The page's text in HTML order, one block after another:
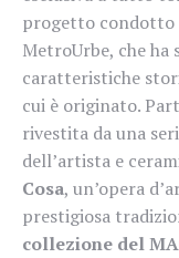
progetto condotto
MetroUrbe, che
caratteristiche
cui è originato.
rivestita da una
dell’artista e
Cosa, un’opera
prestigiosa
collezione del